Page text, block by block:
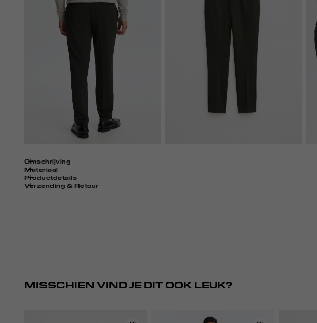
Omschrijving
Materiaal
Productdetails
Verzending & Retour
MISSCHIEN VIND JE DIT OOK LEUK?